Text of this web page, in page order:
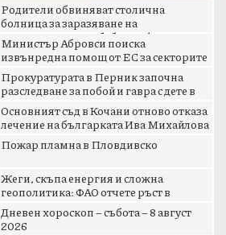
Родители обвиняват столична
болница за заразяване на
новороденото им бебе с инфекция
Министър Абровси поиска
извънредна помощ от ЕС за секторите
млекопроизводство и свиневъдст...
Прокуратурата в Перник започна
разследване за побой и гавра с дете в
Радомир
Основният съд в Кочани отново отказа
лечение на българката Ива Михайлова
Пожар пламна в Пловдивско
Жеги, скъпа енергия и сложна
геополитика: ФАО отчете ръст в
световните цени на храните
Дневен хороскоп – събота – 8 август
2026